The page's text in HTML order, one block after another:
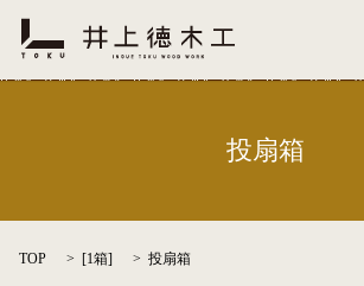
投扇箱
TOP [1箱] 投扇箱